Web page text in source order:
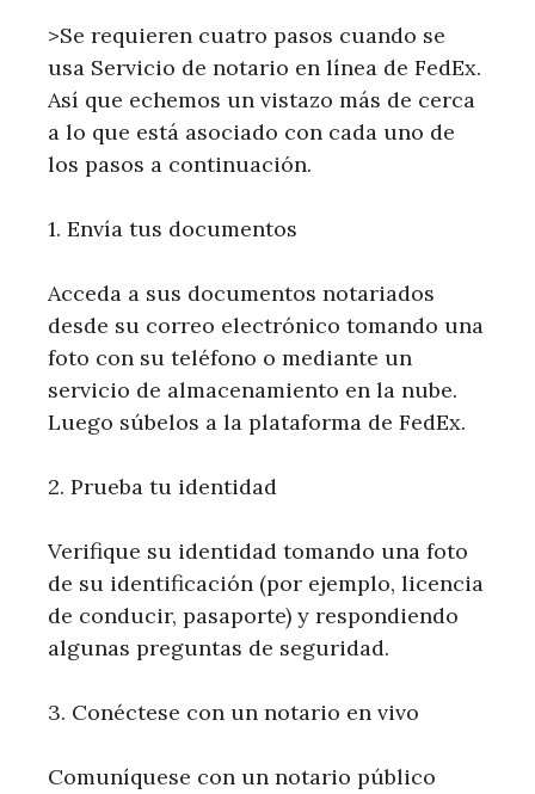
>Se requieren cuatro pasos cuando se
usa Servicio de notario en línea de FedEx.
Así que echemos un vistazo más de cerca
a lo que está asociado con cada uno de
los pasos a continuación.
1. Envía tus documentos
Acceda a sus documentos notariados
desde su correo electrónico tomando una
foto con su teléfono o mediante un
servicio de almacenamiento en la nube.
Luego súbelos a la plataforma de FedEx.
2. Prueba tu identidad
Verifique su identidad tomando una foto
de su identificación (por ejemplo, licencia
de conducir, pasaporte) y respondiendo
algunas preguntas de seguridad.
3. Conéctese con un notario en vivo
Comuníquese con un notario público